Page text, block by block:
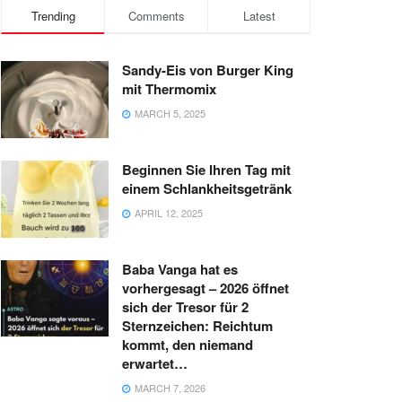
Trending Comments Latest
Sandy-Eis von Burger King
mit Thermomix
MARCH 5, 2025
Beginnen Sie Ihren Tag mit
einem Schlankheitsgetränk
APRIL 12, 2025
Baba Vanga hat es
vorhergesagt – 2026 öffnet
sich der Tresor für 2
Sternzeichen: Reichtum
kommt, den niemand
erwartet…
MARCH 7, 2026